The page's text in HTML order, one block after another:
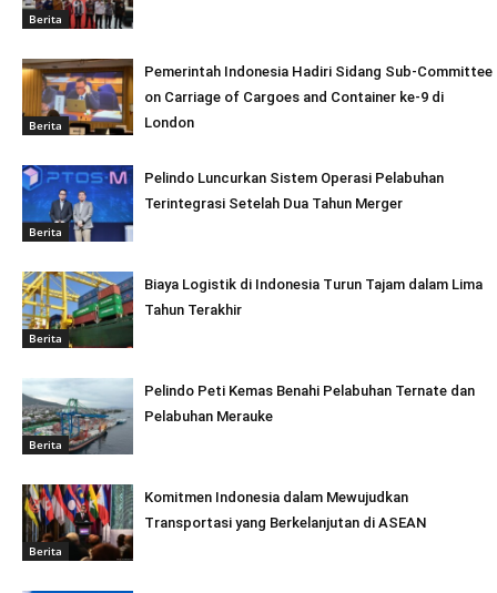
Berita
Berita
Pemerintah Indonesia Hadiri Sidang Sub-Committee
on Carriage of Cargoes and Container ke-9 di
London
Berita
Pelindo Luncurkan Sistem Operasi Pelabuhan
Terintegrasi Setelah Dua Tahun Merger
Berita
Biaya Logistik di Indonesia Turun Tajam dalam Lima
Tahun Terakhir
Berita
Pelindo Peti Kemas Benahi Pelabuhan Ternate dan
Pelabuhan Merauke
Berita
Komitmen Indonesia dalam Mewujudkan
Transportasi yang Berkelanjutan di ASEAN